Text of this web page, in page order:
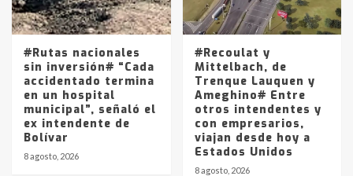
5
La Pampa, desde YPF hasta Axion
entre 857 a 1338 pesos
#Rutas nacionales
sin inversión# “Cada
accidentado termina
en un hospital
municipal”, señaló el
ex intendente de
Bolívar
8 agosto, 2026
#Recoulat y
Mittelbach, de
Trenque Lauquen y
Ameghino# Entre
otros intendentes y
con empresarios,
viajan desde hoy a
Estados Unidos
8 agosto, 2026